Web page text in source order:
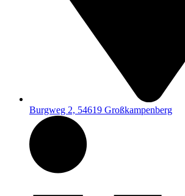
Burgweg 2, 54619 Großkampenberg